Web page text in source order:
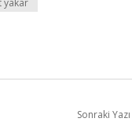
yakar
Sonraki Yazı